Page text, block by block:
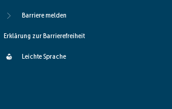
Barriere melden
Erklärung zur Barrierefreiheit
Leichte Sprache